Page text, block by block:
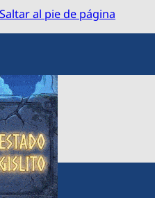
Saltar al pie de página